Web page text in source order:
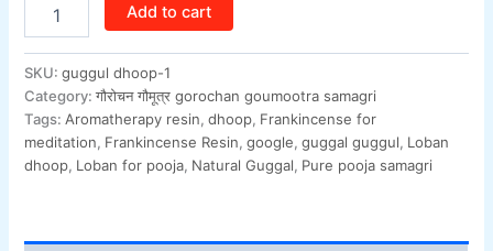
Add to cart
SKU:guggul dhoop-1
Category:गौरोचन गौमूत्र gorochan goumootra samagri
Tags: Aromatherapy resin,dhoop, Frankincense for
meditation, Frankincense Resin,google,guggal guggul, Loban
dhoop, Loban for pooja, Natural Guggal, Pure pooja samagri